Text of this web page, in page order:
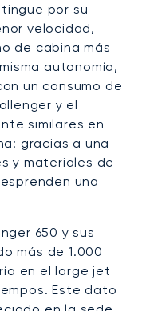
por su
velocidad,
de cabina más
autonomía,
un consumo de
y el
similares en
gracias a una
y materiales de
una
650 y sus
más de 1.000
en el large jet
Este dato